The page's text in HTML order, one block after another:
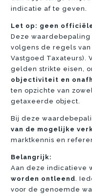
indicatie af te geven.
Let op: geen
Deze
volgens de regels
Vastgoed Taxateurs).
gelden strikte eisen,
objectiviteit en
ten opzichte van
getaxeerde object.
Bij deze
van de mogelijke
marktkennis en
Belangrijk:
Aan deze indicatieve
worden ontleend.
voor de genoemde